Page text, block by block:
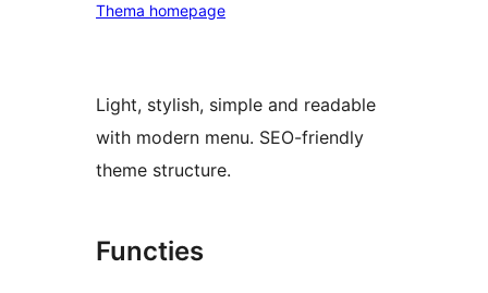
Thema homepage
Light, stylish, simple and readable
with modern menu. SEO-friendly
theme structure.
Functies